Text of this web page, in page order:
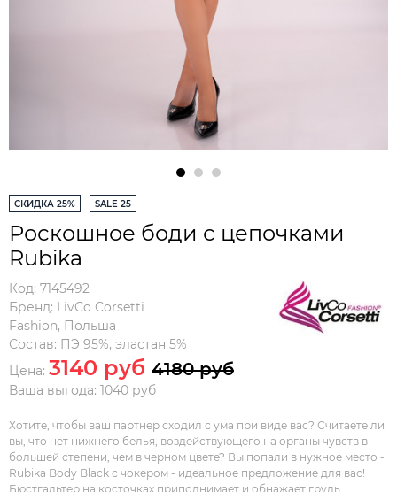
СКИДКА 25% SALE 25
Роскошное боди с цепочками
Rubika
Код: 7145492
Бренд: LivCo Corsetti
Fashion, Польша
Состав: ПЭ 95%, эластан 5%
Цена: 3140 руб 4180 руб
Ваша выгода: 1040 руб
Хотите, чтобы ваш партнер сходил с ума при виде вас? Считаете ли
вы, что нет нижнего белья, воздействующего на органы чувств в
большей степени, чем в черном цвете? Вы попали в нужное место -
Rubika Body Black с чокером - идеальное предложение для вас!
Бюстгальтер на косточках приподнимает и обнажает грудь,